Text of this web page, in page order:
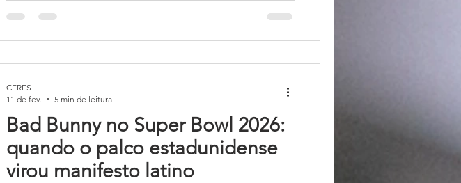
do chamado princípio de excepcionalismo, elemento já
observado anteriormente na política externa norte-
Bad Bunny no Super Bowl 2026:
quando o palco estadunidense
virou manifesto latino
CERES
11 de fev.
5 min de leitura